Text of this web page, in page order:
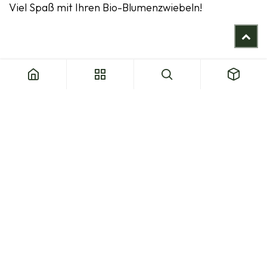
Viel Spaß mit Ihren Bio-Blumenzwiebeln! ​